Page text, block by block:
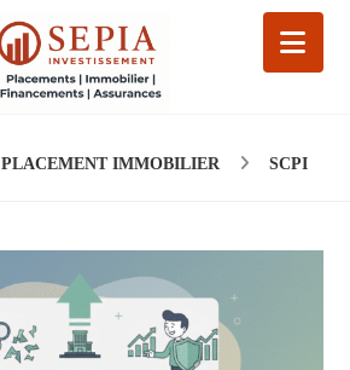
PLACEMENT IMMOBILIER SCPI